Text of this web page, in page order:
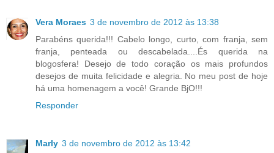
Vera Moraes 3 de novembro de 2012 às 13:38
Parabéns querida!!! Cabelo longo, curto, com franja, sem
franja, penteada ou descabelada....És querida na
blogosfera! Desejo de todo coração os mais profundos
desejos de muita felicidade e alegria. No meu post de hoje
há uma homenagem a você! Grande BjO!!!
Responder
Marly 3 de novembro de 2012 às 13:42